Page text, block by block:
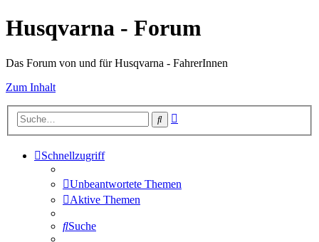
Husqvarna - Forum
Das Forum von und für Husqvarna - FahrerInnen
Zum Inhalt
Suche
Schnellzugriff
Unbeantwortete Themen
Aktive Themen
Suche